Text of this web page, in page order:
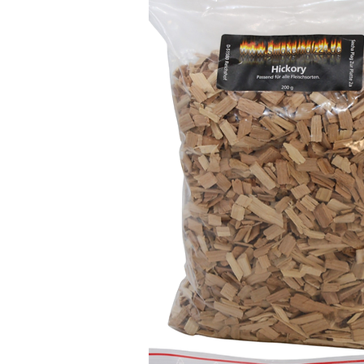
Räucherschrank
offen brennen.
Lagerung
Die Sorten trocken lagern
Entnahme wieder sorgfältig